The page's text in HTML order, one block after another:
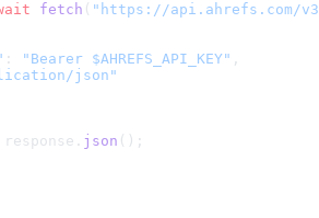
fetch ( " https://api.ahrefs.com/
: "Bearer $AHREFS_API_KEY" ,
json"
response. json ();